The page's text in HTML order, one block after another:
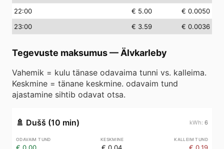
22:00 € 5.00
€ 0.0050
23:00 € 3.59 € 0.0036
Tegevuste maksumus— Älvkarleby
Vahemik = kulu tänase odavaima tunni vs. kalleima.
Keskmine = tänane keskmine. odavaim tund
ajastamine sihtib odavat otsa.
🚿 Dušš (10 min) 6